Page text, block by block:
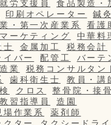
就労支援員
食品製造・
印刷オペレーター
鍼
・第一次産業系
看護
マーケティング
中華料
士 金属加工
税務会計
イバー 配管工
バーテ
業 税務コンサルタン
歯科衛生士 教員・講
クロス
整骨院・接
教習指導員
造園
場作業系
薬剤師
クター
タクシードラ